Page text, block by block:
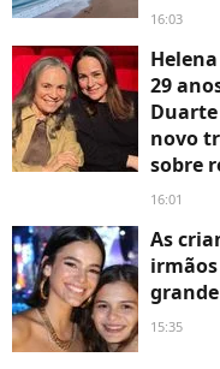
16:03
29
novo
sobre
16:01
As
15:35